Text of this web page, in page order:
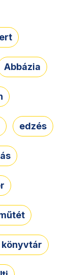
Abbázia
edzés
könyvtár